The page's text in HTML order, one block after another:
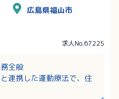
広島県福山市
求人No.67225
全般
連携した運動療法で、住